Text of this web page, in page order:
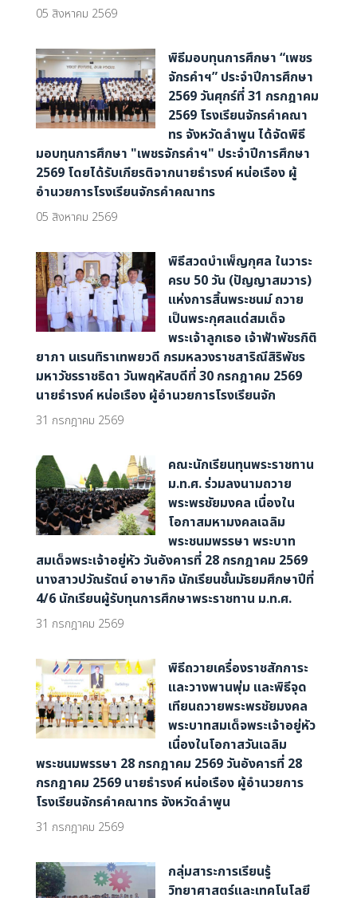
05 สิงหาคม 2569
พิธีมอบทุนการศึกษา “เพชร
จักรคำฯ” ประจำปีการศึกษา
2569 วันศุกร์ที่ 31 กรกฎาคม
2569 โรงเรียนจักรคำคณา
ทร จังหวัดลำพูน ได้จัดพิธี
มอบทุนการศึกษา "เพชรจักรคำฯ" ประจำปีการศึกษา
2569 โดยได้รับเกียรติจากนายธำรงค์ หน่อเรือง ผู้
อำนวยการโรงเรียนจักรคำคณาทร
05 สิงหาคม 2569
พิธีสวดบำเพ็ญกุศล ในวาระ
ครบ 50 วัน (ปัญญาสมวาร)
แห่งการสิ้นพระชนม์ ถวาย
เป็นพระกุศลแด่สมเด็จ
พระเจ้าลูกเธอ เจ้าฟ้าพัชรกิติ
ยาภา นเรนทิราเทพยวดี กรมหลวงราชสาริณีสิริพัชร
มหาวัชรราชธิดา วันพฤหัสบดีที่ 30 กรกฎาคม 2569
นายธำรงค์ หน่อเรือง ผู้อำนวยการโรงเรียนจัก
31 กรกฎาคม 2569
คณะนักเรียนทุนพระราชทาน
ม.ท.ศ. ร่วมลงนามถวาย
พระพรชัยมงคล เนื่องใน
โอกาสมหามงคลเฉลิม
พระชนมพรรษา พระบาท
สมเด็จพระเจ้าอยู่หัว วันอังคารที่ 28 กรกฎาคม 2569
นางสาวปวัณรัตน์ อาษากิจ นักเรียนชั้นมัธยมศึกษาปีที่
4/6 นักเรียนผู้รับทุนการศึกษาพระราชทาน ม.ท.ศ.
31 กรกฎาคม 2569
พิธีถวายเครื่องราชสักการะ
และวางพานพุ่ม และพิธีจุด
เทียนถวายพระพรชัยมงคล
พระบาทสมเด็จพระเจ้าอยู่หัว
เนื่องในโอกาสวันเฉลิม
พระชนมพรรษา 28 กรกฎาคม 2569 วันอังคารที่ 28
กรกฎาคม 2569 นายธำรงค์ หน่อเรือง ผู้อำนวยการ
โรงเรียนจักรคำคณาทร จังหวัดลำพูน
31 กรกฎาคม 2569
กลุ่มสาระการเรียนรู้
วิทยาศาสตร์และเทคโนโลยี